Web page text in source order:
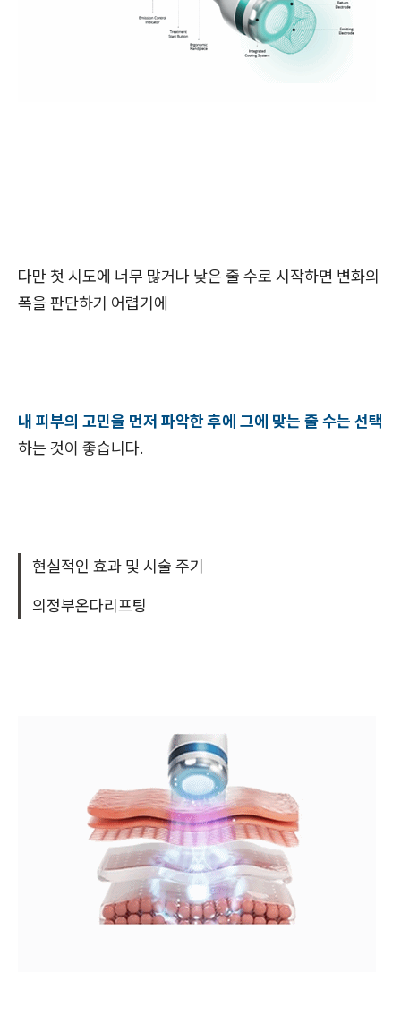
다만 첫 시도에 너무 많거나 낮은 줄 수로 시작하면 변화의
폭을 판단하기 어렵기에
내 피부의 고민을 먼저 파악한 후에 그에 맞는 줄 수는 선택
하는 것이 좋습니다.
현실적인 효과 및 시술 주기
의정부온다리프팅